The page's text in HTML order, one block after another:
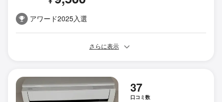
アワード2025入選
さらに表示
37
口コミ数